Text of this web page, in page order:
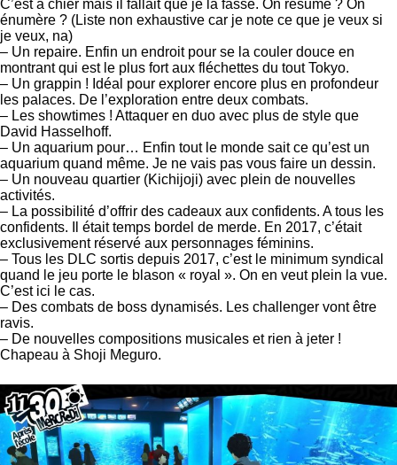
C’est à chier mais il fallait que je la fasse. On résume ? On
énumère ? (Liste non exhaustive car je note ce que je veux si
je veux, na)
– Un repaire. Enfin un endroit pour se la couler douce en
montrant qui est le plus fort aux fléchettes du tout Tokyo.
– Un grappin ! Idéal pour explorer encore plus en profondeur
les palaces. De l’exploration entre deux combats.
– Les showtimes ! Attaquer en duo avec plus de style que
David Hasselhoff.
– Un aquarium pour… Enfin tout le monde sait ce qu’est un
aquarium quand même. Je ne vais pas vous faire un dessin.
– Un nouveau quartier (Kichijoji) avec plein de nouvelles
activités.
– La possibilité d’offrir des cadeaux aux confidents. A tous les
confidents. Il était temps bordel de merde. En 2017, c’était
exclusivement réservé aux personnages féminins.
– Tous les DLC sortis depuis 2017, c’est le minimum syndical
quand le jeu porte le blason « royal ». On en veut plein la vue.
C’est ici le cas.
– Des combats de boss dynamisés. Les challenger vont être
ravis.
– De nouvelles compositions musicales et rien à jeter !
Chapeau à Shoji Meguro.